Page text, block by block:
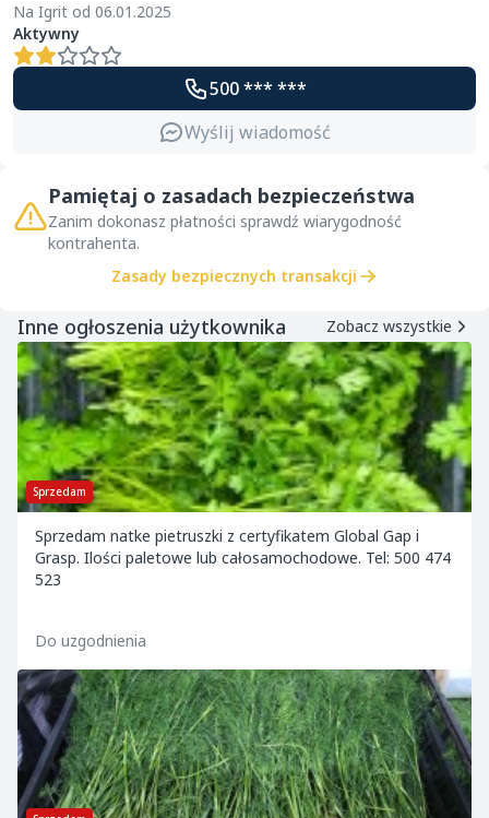
Na Igrit od 06.01.2025
Aktywny
500 *** ***
Wyślij wiadomość
Pamiętaj o zasadach bezpieczeństwa
Zanim dokonasz płatności sprawdź wiarygodność
kontrahenta.
Zasady bezpiecznych transakcji
Inne ogłoszenia użytkownika Zobacz wszystkie
Sprzedam
Sprzedam natke pietruszki z certyfikatem Global Gap i
Grasp. Ilości paletowe lub całosamochodowe. Tel: 500 474
523
Do uzgodnienia